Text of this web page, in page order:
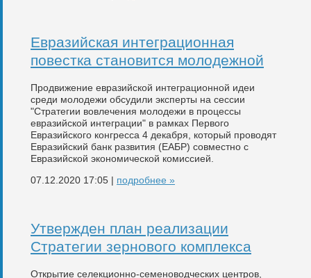
Евразийская интеграционная
повестка становится молодежной​
Продвижение евразийской интеграционной идеи
среди молодежи обсудили эксперты на сессии
"Стратегии вовлечения молодежи в процессы
евразийской интеграции" в рамках Первого
Евразийского конгресса 4 декабря, который проводят
Евразийский банк развития (ЕАБР) совместно с
Евразийской экономической комиссией.
07.12.2020 17:05 | подробнее »
Утвержден план реализации
Стратегии зернового комплекса
Открытие селекционно-семеноводческих центров,